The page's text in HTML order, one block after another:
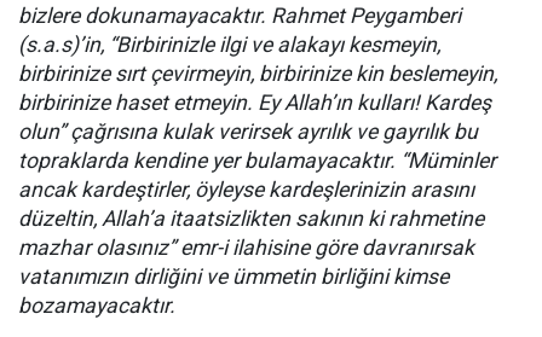
bizlere dokunamayacaktır. Rahmet Peygamberi
(s.a.s)’in, “Birbirinizle ilgi ve alakayı kesmeyin,
birbirinize sırt çevirmeyin, birbirinize kin beslemeyin,
birbirinize haset etmeyin. Ey Allah’ın kulları! Kardeş
olun” çağrısına kulak verirsek ayrılık ve gayrılık bu
topraklarda kendine yer bulamayacaktır. “Müminler
ancak kardeştirler, öyleyse kardeşlerinizin arasını
düzeltin, Allah’a itaatsizlikten sakının ki rahmetine
mazhar olasınız” emr-i ilahisine göre davranırsak
vatanımızın dirliğini ve ümmetin birliğini kimse
bozamayacaktır.